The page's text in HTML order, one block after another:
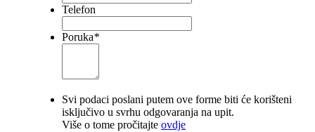
Telefon
Poruka*
Svi podaci poslani putem ove forme biti će korišteni
isključivo u svrhu odgovaranja na upit.
Više o tome pročitajte ovdje